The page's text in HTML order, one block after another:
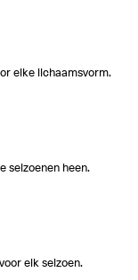
elke lichaamsvorm.
seizoenen heen.
elk seizoen.